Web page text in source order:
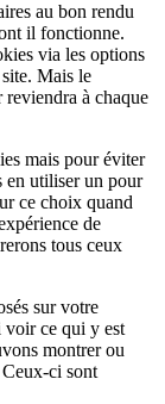
au bon rendu
il fonctionne.
via les options
Mais le
reviendra à chaque
mais pour éviter
en utiliser un pour
ce choix quand
de
tous ceux
sur votre
voir ce qui y est
montrer ou
Ceux-ci sont